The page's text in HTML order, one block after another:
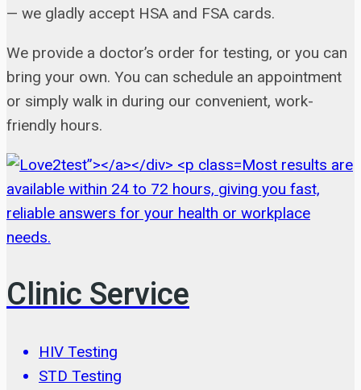
— we gladly accept HSA and FSA cards.
We provide a doctor’s order for testing, or you can
bring your own. You can schedule an appointment
or simply walk in during our convenient, work-
friendly hours.
Most results are
available within 24 to 72 hours, giving you fast,
reliable answers for your health or workplace
needs.
Clinic Service
HIV Testing
STD Testing